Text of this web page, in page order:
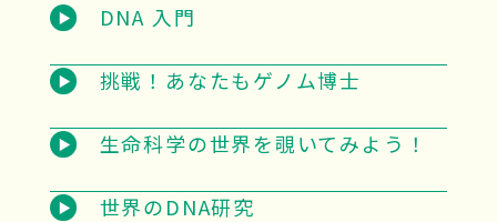
DNA 入門
挑戦！あなたもゲノム博士
生命科学の世界を覗いてみよう！
世界のDNA研究